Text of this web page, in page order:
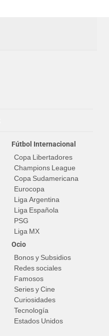
Fútbol Internacional
Copa Libertadores
Champions League
Copa Sudamericana
Eurocopa
Liga Argentina
Liga Española
PSG
Liga MX
Ocio
Bonos y Subsidios
Redes sociales
Famosos
Series y Cine
Curiosidades
Tecnología
Estados Unidos